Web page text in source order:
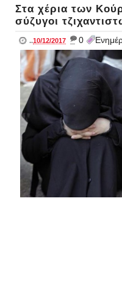
Στα χέρια των
σύζυγοι
..10/12/2017 _ 0